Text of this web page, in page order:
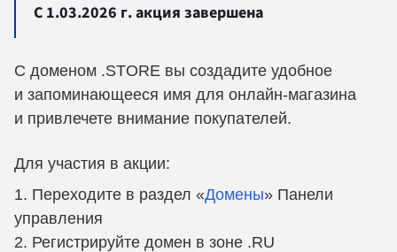
C 1.03.2026 г. акция завершена
С доменом .STORE вы создадите удобное
и запоминающееся имя для онлайн-магазина
и привлечете внимание покупателей.
Для участия в акции:
Переходите в раздел «Домены» Панели
управления
Регистрируйте домен в зоне .RU